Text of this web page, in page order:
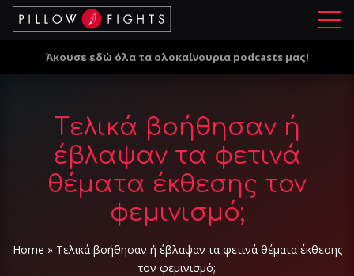
Μ
ο
Άκουσε εδώ όλα τα ολοκαίνουρια podcasts μας!
Tελικά βοήθησαν ή
έβλαψαν τα φετινά
θέματα έκθεσης τον
φεμινισμό;
Home » Tελικά βοήθησαν ή έβλαψαν τα φετινά θέματα έκθεσης
τον φεμινισμό;